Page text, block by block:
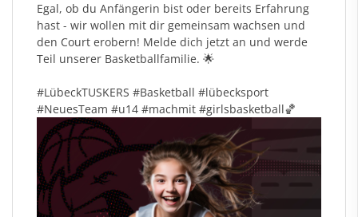
Egal, ob du Anfängerin bist oder bereits Erfahrung
hast - wir wollen mit dir gemeinsam wachsen und
den Court erobern! Melde dich jetzt an und werde
Teil unserer Basketballfamilie. 🌟
#LübeckTUSKERS #Basketball #lübecksport
#NeuesTeam #u14 #machmit #girlsbasketball🏀